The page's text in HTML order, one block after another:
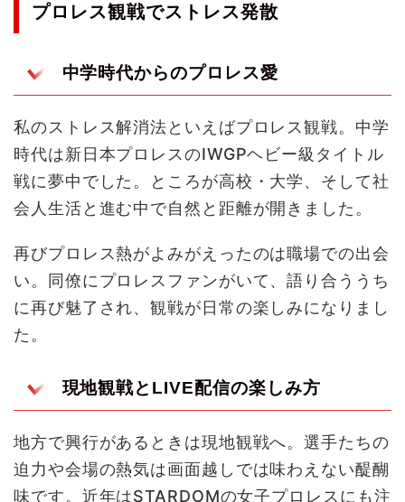
プロレス観戦でストレス発散
中学時代からのプロレス愛
私のストレス解消法といえばプロレス観戦。中学
時代は新日本プロレスのIWGPヘビー級タイトル
戦に夢中でした。ところが高校・大学、そして社
会人生活と進む中で自然と距離が開きました。
再びプロレス熱がよみがえったのは職場での出会
い。同僚にプロレスファンがいて、語り合ううち
に再び魅了され、観戦が日常の楽しみになりまし
た。
現地観戦とLIVE配信の楽しみ方
地方で興行があるときは現地観戦へ。選手たちの
迫力や会場の熱気は画面越しでは味わえない醍醐
味です。近年はSTARDOMの女子プロレスにも注